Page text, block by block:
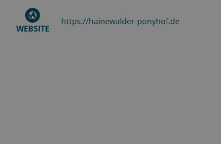
WEBSITE
https://hainewalder-ponyhof.de